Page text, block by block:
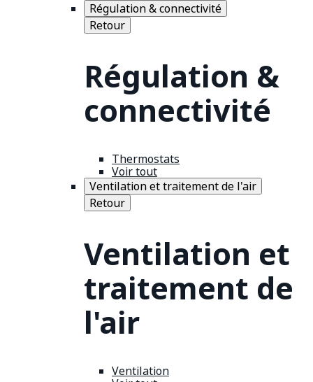
Régulation & connectivité
Retour
Régulation &
connectivité
Thermostats
Voir tout
Ventilation et traitement de l'air
Retour
Ventilation et
traitement de
l'air
Ventilation